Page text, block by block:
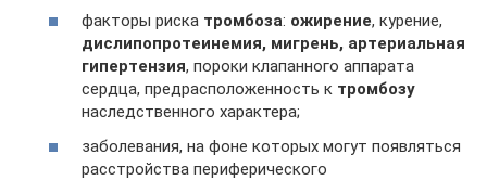
факторы риска тромбоза: ожирение, курение,
дислипопротеинемия, мигрень, артериальная
гипертензия, пороки клапанного аппарата
сердца, предрасположенность к тромбозу
наследственного характера;
заболевания, на фоне которых могут появляться
расстройства периферического